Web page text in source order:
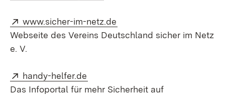
Extern:
www.sicher-im-netz.de
Webseite des Vereins Deutschland sicher im Netz
e. V.
Extern:
handy-helfer.de
Das Infoportal für mehr Sicherheit auf